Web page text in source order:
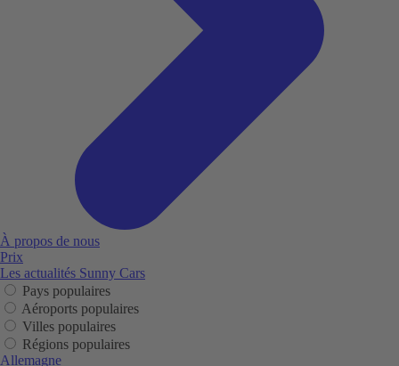
À propos de nous
Prix
Les actualités Sunny Cars
Pays populaires
Aéroports populaires
Villes populaires
Régions populaires
Allemagne